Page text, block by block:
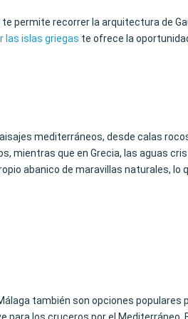
te permite recorrer la arquitectura de
las islas griegas te ofrece la
mediterráneos, desde calas
mientras que en Grecia, las aguas
abanico de maravillas naturales, lo
también son opciones populares